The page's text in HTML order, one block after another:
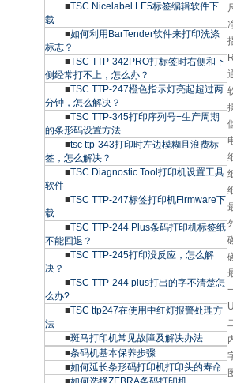
■TSC Nicelabel LE5标签编辑软件下
载
■如何利用BarTender软件来打印洗涤
标志？
■TSC TTP-342PRO打标签时右侧和下
侧经常打不上，怎么办？
■TSC TTP-247橙色指示灯亮起超过两
分钟，怎么解决？
■TSC TTP-345打印序列号+生产周期
的条形码设置方法
■tsc ttp-343打印时左边模糊且浪费标
签，怎么解决？
■TSC Diagnostic Tool打印机设置工具
软件
■TSC TTP-247标签打印机Firmware下
载
■TSC TTP-244 Plus条码打印机标签纸
不能回退？
■TSC TTP-245打印没反应，怎么解
决？
■TSC TTP-244 plus打出的字不清楚怎
么办?
■TSC ttp247在使用中红灯报警处理方
法
■斑马打印机常见故障及解决办法
■条码机基本保养步骤
■如何延长条形码打印机打印头的寿命